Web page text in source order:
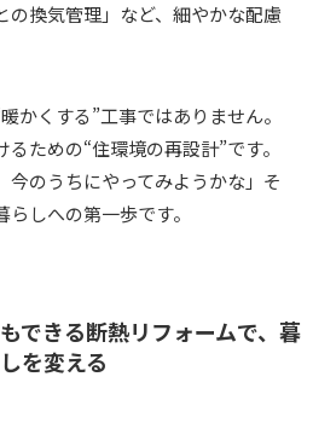
の換気管理」など、細やかな配慮
かくする”工事ではありません。
ための“住環境の再設計”です。
今のうちにやってみようかな」そ
しへの第一歩です。
できる断熱リフォームで、暮
を変える